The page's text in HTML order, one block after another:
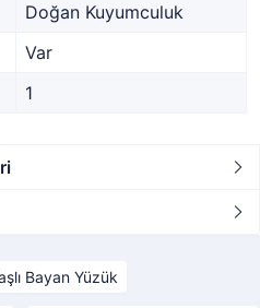
Doğan Kuyumculuk
Var
1
Bayan Yüzük